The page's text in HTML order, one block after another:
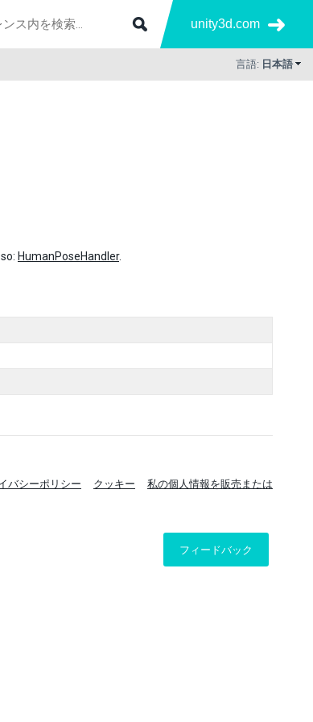
unity3d.com
言語: 日本語
HumanPoseHandler.
バシーポリシー クッキー 私の個人情報を販売または
フィードバック